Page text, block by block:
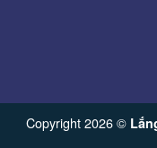
Copyright 2026 ©